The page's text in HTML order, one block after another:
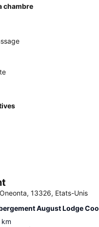
chambre
13326, Etats-Unis
August Lodge
km